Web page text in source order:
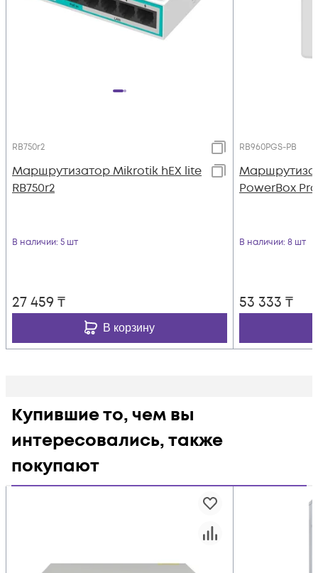
RB750r2
Маршрутизатор Mikrotik hEX lite
RB750r2
В наличии: 5 шт
27 459 ₸
В корзину
RB960PGS-PB
PowerBox Pro
В наличии: 8 шт
53 333 ₸
Купившие то, чем вы
интересовались, также
покупают